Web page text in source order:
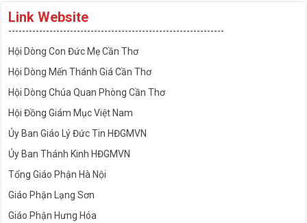
Link Website
---------------------------------------------------------------
Hội Dòng Con Đức Mẹ Cần Thơ
Hội Dòng Mến Thánh Giá Cần Thơ
Hội Dòng Chúa Quan Phòng Cần Thơ
Hội Đồng Giám Mục Việt Nam
Ủy Ban Giáo Lý Đức Tin HĐGMVN
Ủy Ban Thánh Kinh HĐGMVN
Tổng Giáo Phận Hà Nội
Giáo Phận Lạng Sơn
Giáo Phận Hưng Hóa